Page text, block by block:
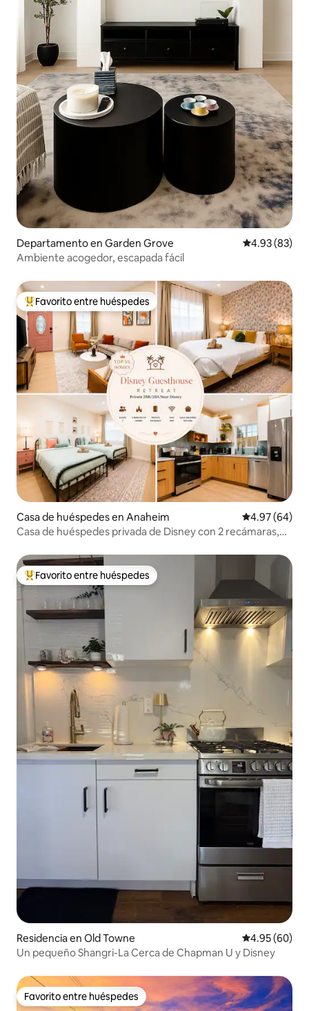
Departamento en Garden Grove Calificación
4.93 (83)
Ambiente acogedor, escapada fácil
De los mejores en Favorito entre huéspedes
Favorito entre huéspedes
Casa de huéspedes en Anaheim Calificación
4.97 (64)
Casa de huéspedes privada de Disney con 2 recámaras,
De los mejores en Favorito entre huéspedes
Favorito entre huéspedes
Residencia en Old Towne Calificación
4.95 (60)
Un pequeño Shangri-La Cerca de Chapman U y Disney
Favorito entre huéspedes
Favorito entre huéspedes